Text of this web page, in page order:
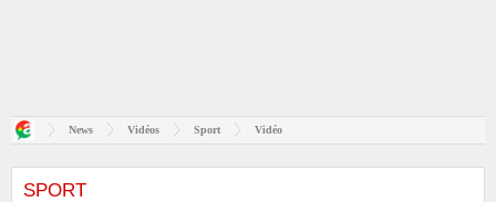
News Vidéos Sport Vidéo
SPORT